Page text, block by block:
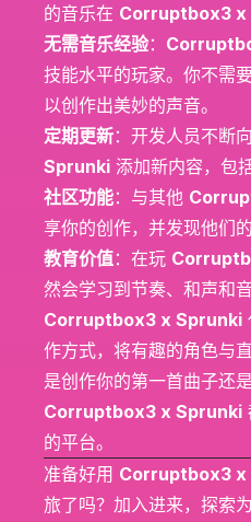
的音乐在 Corruptbox3 x
无需音乐经验：
技能水平的玩家。你不需
以创作出美妙的声音。
定期更新：开发人员不断向
Sprunki 添加新内容，包
社区功能：与其他
享你的创作，并发现他们的
教育价值：在玩
然会学习到节奏、和声和音
Corruptbox3 x Sprunki
作方式，将有趣的角色与
是创作你的第一首曲子还
Corruptbox3 x Sprunki
的平台。
准备好用 Corruptbox3 x
旅了吗？加入进来，探索